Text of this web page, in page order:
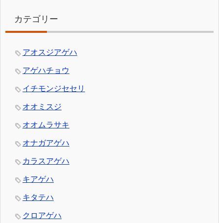
カテゴリー
アオスジアゲハ
アゲハチョウ
イチモンジセセリ
オオミスジ
オオムラサキ
オナガアゲハ
カラスアゲハ
キアゲハ
キタテハ
クロアゲハ